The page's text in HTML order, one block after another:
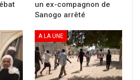
M. Moctar OUANE et
de la République
un ex-compagnon de
Sanogo arrêté
A LA UNE